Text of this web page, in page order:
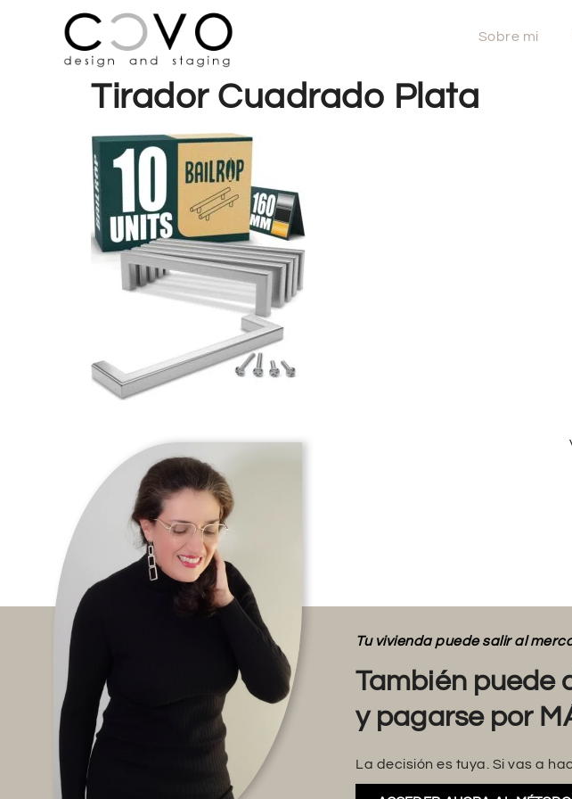
Sobre mi
Tirador Cuadrado Plata
Tu vivienda puede salir al
También puede
y pagarse por
La decisión es tuya. Si vas a